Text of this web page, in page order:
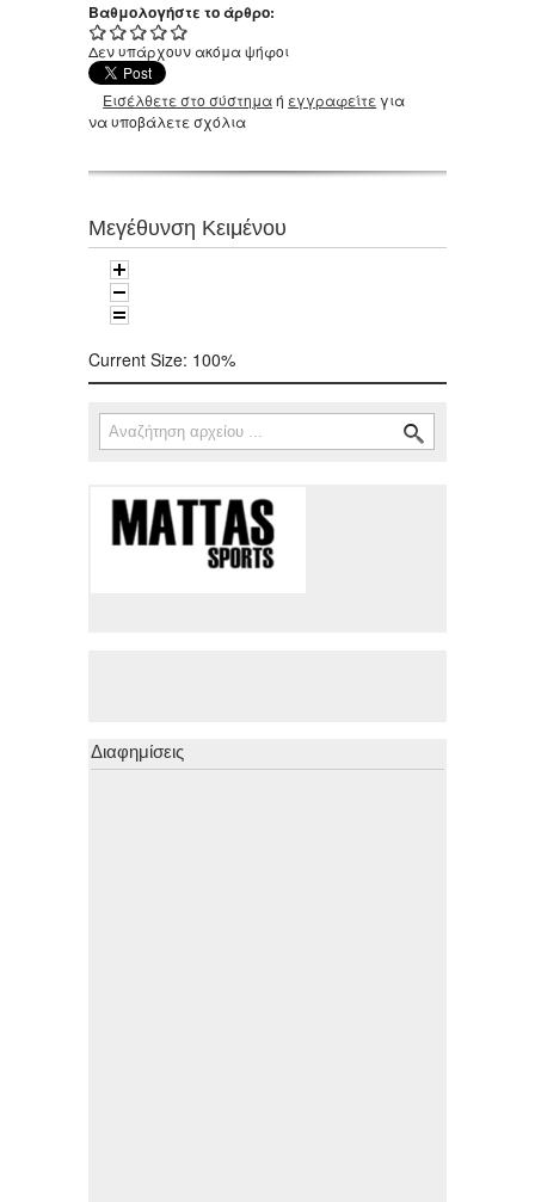
Βαθμολογήστε το άρθρο:
Δεν υπάρχουν ακόμα ψήφοι
Εισέλθετε στο σύστημαή εγγραφείτε για
να υποβάλετε σχόλια
Μεγέθυνση Κειμένου
Current Size: 100%
Φόρμα αναζήτησης
Αναζήτηση
Διαφημίσεις